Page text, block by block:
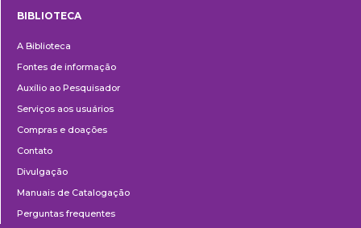
BIBLIOTECA
A Biblioteca
Fontes de informação
Auxílio ao Pesquisador
Serviços aos usuários
Compras e doações
Contato
Divulgação
Manuais de Catalogação
Perguntas frequentes